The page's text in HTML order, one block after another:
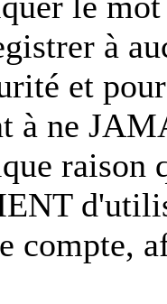
à
et
à ne
raison
compte,